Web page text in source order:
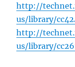
http://
us/library/
http://
us/library/